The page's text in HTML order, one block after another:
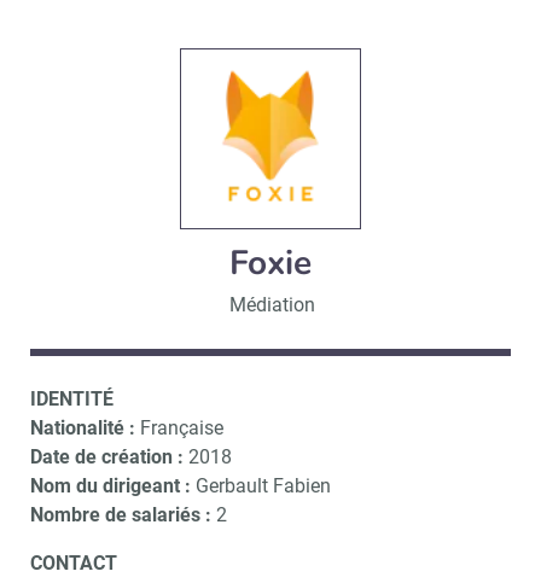
Foxie
Médiation
IDENTITÉ
Nationalité : Française
Date de création : 2018
Nom du dirigeant : Gerbault Fabien
Nombre de salariés : 2
CONTACT